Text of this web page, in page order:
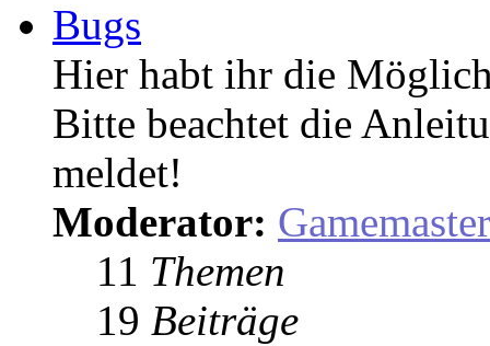
Bugs
Hier habt ihr die
Bitte beachtet die
meldet!
Moderator: Gamemaster
11 Themen
19 Beiträge